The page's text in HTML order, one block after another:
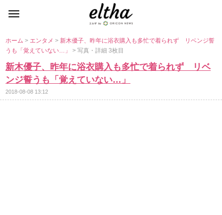
ホーム> エンタメ> 新木優子、昨年に浴衣購入も多忙で着られず リベンジ誓
うも「覚えていない…」> 写真・詳細 3枚目
新木優子、昨年に浴衣購入も多忙で着られず リベ
ンジ誓うも「覚えていない…」
2018-08-08 13:12